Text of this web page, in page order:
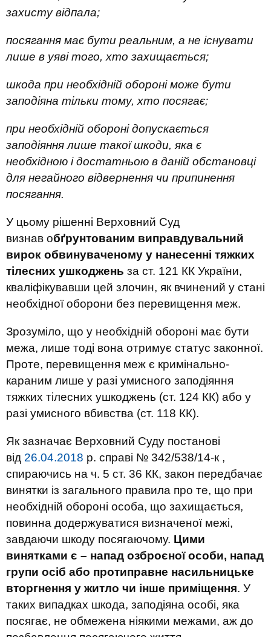
захисту відпала;
посягання має бути реальним, а не існувати
лише в уяві того, хто захищається;
шкода при необхідній обороні може бути
заподіяна тільки тому, хто посягає;
при необхідній обороні допускається
заподіяння лише такої шкоди, яка є
необхідною і достатньою в даній обстановці
для негайного відвернення чи припинення
посягання.
У цьому рішенні Верховний Суд
визнав обґрунтованим виправдувальний
вирок обвинуваченому у нанесенні тяжких
тілесних ушкоджень за ст. 121 КК України,
кваліфікувавши цей злочин, як вчинений у стані
необхідної оборони без перевищення меж.
Зрозуміло, що у необхідній обороні має бути
межа, лише тоді вона отримує статус законної.
Проте, перевищення меж є кримінально-
караним лише у разі умисного заподіяння
тяжких тілесних ушкоджень (ст. 124 КК) або у
разі умисного вбивства (ст. 118 КК).
Як зазначає Верховний Суду постанові
від 26.04.2018 р. справі № 342/538/14-к ,
спираючись на ч. 5 ст. 36 КК, закон передбачає
винятки із загального правила про те, що при
необхідній обороні особа, що захищається,
повинна додержуватися визначеної межі,
завдаючи шкоду посягаючому. Цими
винятками є – напад озброєної особи, напад
групи осіб або протиправне насильницьке
вторгнення у житло чи інше приміщення. У
таких випадках шкода, заподіяна особі, яка
посягає, не обмежена ніякими межами, аж до